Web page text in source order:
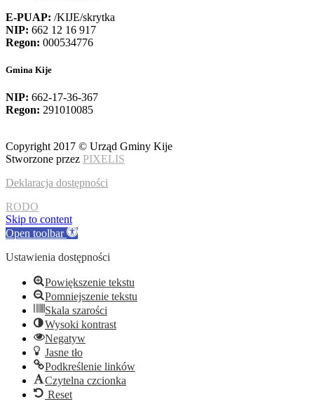
E-PUAP: /KIJE/skrytka
NIP: 662 12 16 917
Regon: 000534776
Gmina Kije
NIP: 662-17-36-367
Regon: 291010085
Copyright 2017 © Urząd Gminy Kije
Stworzone przez PIXELIS
Deklaracja dostępności
RODO
Skip to content
Open toolbar
Ustawienia dostępności
Powiększenie tekstu
Pomniejszenie tekstu
Skala szarości
Wysoki kontrast
Negatyw
Jasne tło
Podkreślenie linków
Czytelna czcionka
Reset